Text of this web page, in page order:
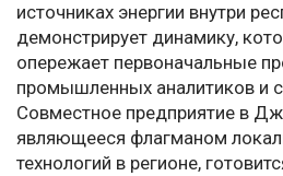
источниках энергии внутри
демонстрирует динамику,
опережает первоначальные
промышленных аналитиков и
Совместное предприятие в
являющееся флагманом
технологий в регионе,